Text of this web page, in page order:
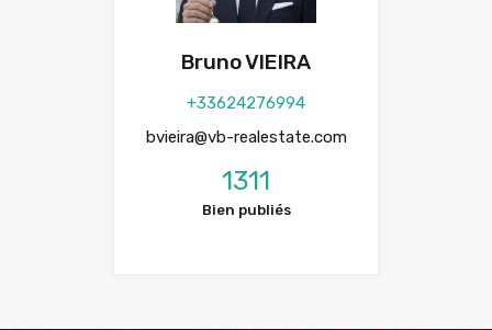
Bruno VIEIRA
+33624276994
bvieira@vb-realestate.com
1311
Bien publiés